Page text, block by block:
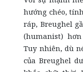
hướng chéo,
ráp, Breughel
(humanist)
Tuy nhiên, dù
của Breughel